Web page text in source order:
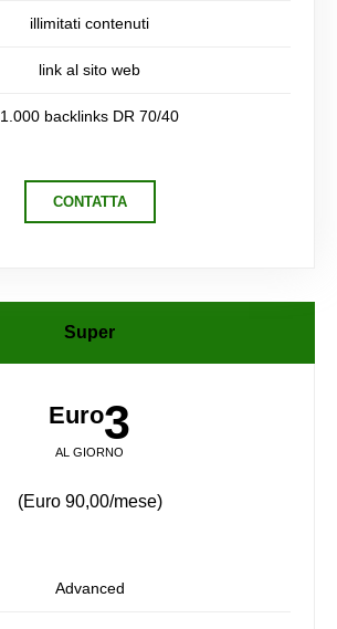
illimitati contenuti
link al sito web
1.000 backlinks DR 70/40
CONTATTA
Super
Euro3
AL GIORNO
(Euro 90,00/mese)
Advanced